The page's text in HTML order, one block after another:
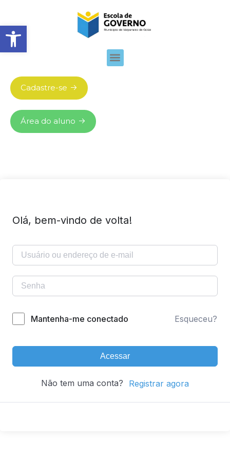
Abrir barra de ferramentas
Cadastre-se
Área do aluno
Olá, bem-vindo de volta!
Mantenha-me conectado Esqueceu?
Acessar
Não tem uma conta? Registrar agora